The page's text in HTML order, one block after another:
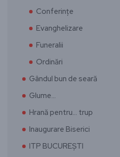
Conferințe
Evanghelizare
Funeralii
Ordinări
Gândul bun de seară
Glume…
Hrană pentru… trup
Inaugurare Biserici
ITP BUCUREȘTI